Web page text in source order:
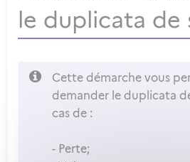
le duplicata de
Cette démarche vous
demander le duplicata
cas de :
- Perte;